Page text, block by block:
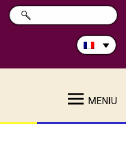
Rechercher
sur
MENIU